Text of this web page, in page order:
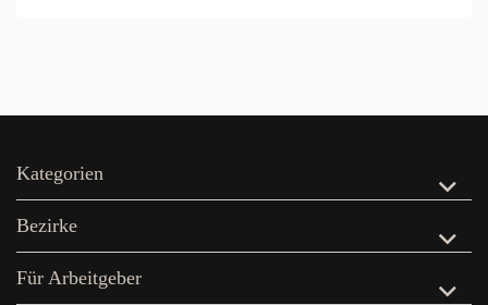
Kategorien
Bezirke
Für Arbeitgeber